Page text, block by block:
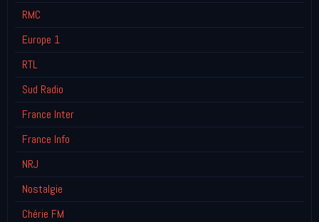
RMC
Europe 1
RTL
Sud Radio
France Inter
France Info
NRJ
Nostalgie
Chérie FM